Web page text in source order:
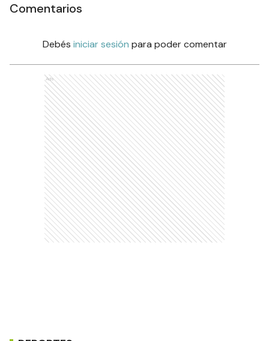
Comentarios
Debés iniciar sesión para poder comentar
Ads